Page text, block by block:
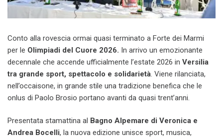
Conto alla rovescia ormai quasi terminato a Forte dei Marmi
per le Olimpiadi del Cuore 2026. In arrivo un emozionante
decennale che accende ufficialmente l’estate 2026 in Versilia
tra grande sport, spettacolo e solidarietà. Viene rilanciata,
nell’occaisone, in grande stile una tradizione benefica che le
onlus di Paolo Brosio portano avanti da quasi trent’anni.
Presentata stamattina al Bagno Alpemare di Veronica e
Andrea Bocelli, la nuova edizione unisce sport, musica,